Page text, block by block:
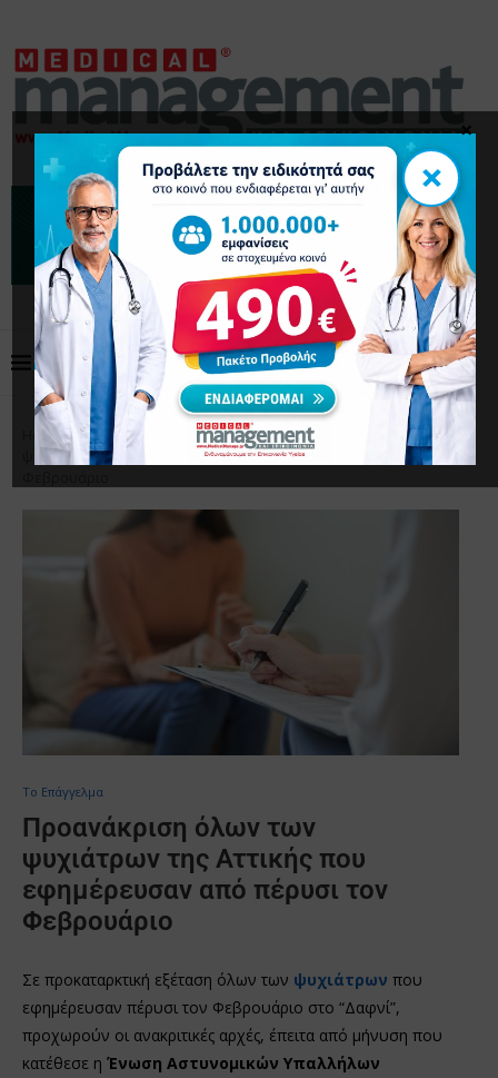
Home Το Επάγγελμα
Προανάκριση όλων των
ψυχιάτρων της Αττικής που εφημέρευσαν από πέρυσι τον
Το Επάγγελμα
Προανάκριση όλων των
ψυχιάτρων της Αττικής που
εφημέρευσαν από πέρυσι τον
Φεβρουάριο
Σε προκαταρκτική εξέταση όλων των ψυχιάτρων που
εφημέρευσαν πέρυσι τον Φεβρουάριο στο “Δαφνί”,
προχωρούν οι ανακριτικές αρχές, έπειτα από μήνυση που
κατέθεσε η Ένωση Αστυνομικών Υπαλλήλων
×
×